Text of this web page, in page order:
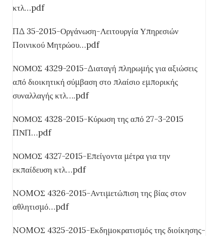
κτλ…pdf
ΠΔ 35-2015-Οργάνωση-Λειτουργία Υπηρεσιών
Ποινικού Μητρώου…pdf
ΝΟΜΟΣ 4329-2015-Διαταγή πληρωμής για αξιώσεις
από διοικητική σύμβαση στο πλαίσιο εμπορικής
συναλλαγής κτλ….pdf
ΝΟΜΟΣ 4328-2015-Κύρωση της από 27-3-2015
ΠΝΠ…pdf
ΝΟΜΟΣ 4327-2015-Επείγοντα μέτρα για την
εκπαίδευση κτλ…pdf
NOMOΣ 4326-2015-Αντιμετώπιση της βίας στον
αθλητισμό…pdf
NOMOΣ 4325-2015-Εκδημοκρατισμός της διοίκησης-